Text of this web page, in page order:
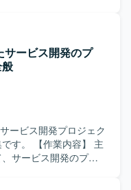
ステム開発の現場で
のスキルを幅広く習
ールおよびドキュメ
メンバータスクの振
また、インフラ系の
ク・スケジュールの
任
ネジメントができる
急なスケジュール変
る方を求めておりま
、インフラ系の知見
スキルを発揮いただ
サービス開発のプ
ービス開発プロジェク
容】 主
サービス開発のプロ